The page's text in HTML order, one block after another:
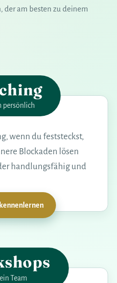
der am besten zu deinem
persönlich
wenn du feststeckst,
Blockaden lösen
handlungsfähig und
Team